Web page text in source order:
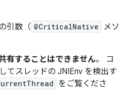
引数（ @CriticalNative
メソ
有することはできません。 コ
てスレッドの JNIEnv を検出す
をご覧くださ